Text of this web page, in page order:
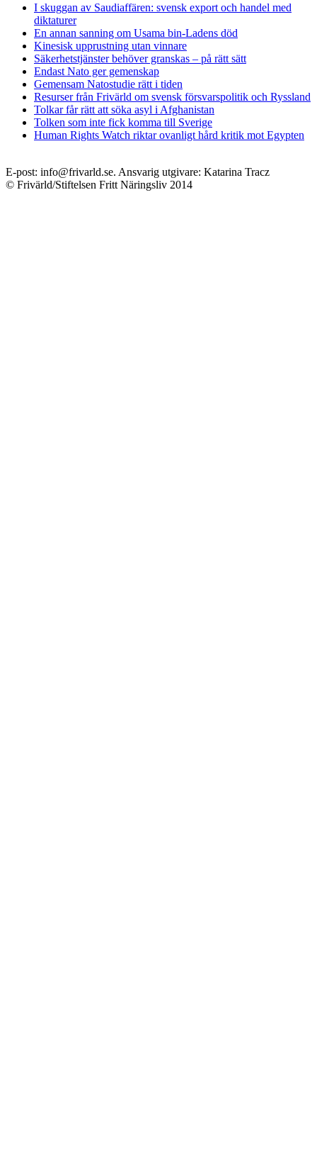
I skuggan av Saudiaffären: svensk export och handel med
diktaturer
En annan sanning om Usama bin-Ladens död
Kinesisk upprustning utan vinnare
Säkerhetstjänster behöver granskas – på rätt sätt
Endast Nato ger gemenskap
Gemensam Natostudie rätt i tiden
Resurser från Frivärld om svensk försvarspolitik och Ryssland
Tolkar får rätt att söka asyl i Afghanistan
Tolken som inte fick komma till Sverige
Human Rights Watch riktar ovanligt hård kritik mot Egypten
E-post: info@frivarld.se. Ansvarig utgivare: Katarina Tracz
© Frivärld/Stiftelsen Fritt Näringsliv 2014